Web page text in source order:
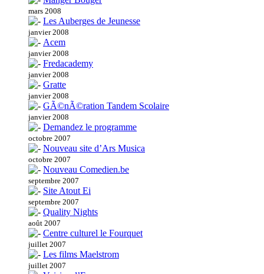
mars 2008
Les Auberges de Jeunesse
janvier 2008
Acem
janvier 2008
Fredacademy
janvier 2008
Gratte
janvier 2008
GÃ©nÃ©ration Tandem Scolaire
janvier 2008
Demandez le programme
octobre 2007
Nouveau site d’Ars Musica
octobre 2007
Nouveau Comedien.be
septembre 2007
Site Atout Ei
septembre 2007
Quality Nights
août 2007
Centre culturel le Fourquet
juillet 2007
Les films Maelstrom
juillet 2007